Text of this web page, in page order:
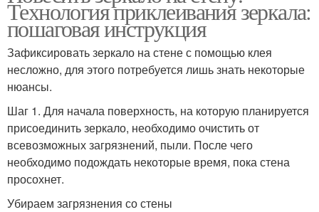
Технология приклеивания зеркала:
пошаговая инструкция
Зафиксировать зеркало на стене с помощью клея
несложно, для этого потребуется лишь знать некоторые
нюансы.
Шаг 1. Для начала поверхность, на которую планируется
присоединить зеркало, необходимо очистить от
всевозможных загрязнений, пыли. После чего
необходимо подождать некоторые время, пока стена
просохнет.
Убираем загрязнения со стены